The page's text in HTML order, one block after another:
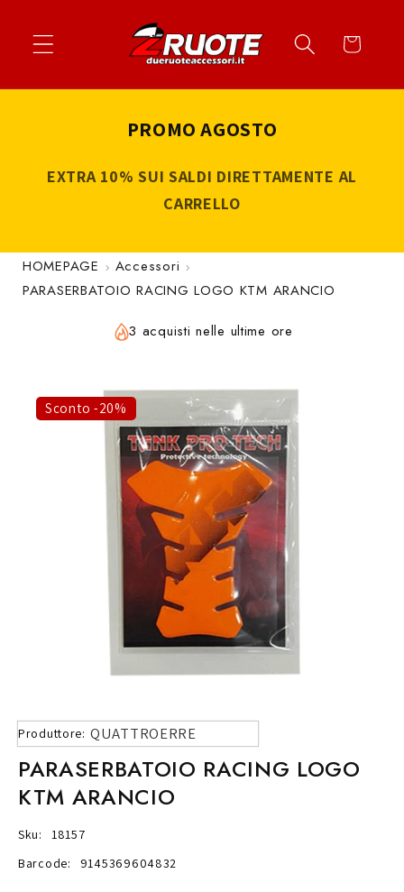
Vai al piè di página
Apri widget di accessibilità
ai contenuti
Carrello
PROMO AGOSTO
EXTRA 10% SUI SALDI DIRETTAMENTE AL
CARRELLO
HOMEPAGE
Accessori
PARASERBATOIO RACING LOGO KTM ARANCIO
3 acquisti nelle ultime ore
Sconto -20%
Produttore: QUATTROERRE
PARASERBATOIO RACING LOGO
KTM ARANCIO
Sku:
18157
Barcode:
9145369604832